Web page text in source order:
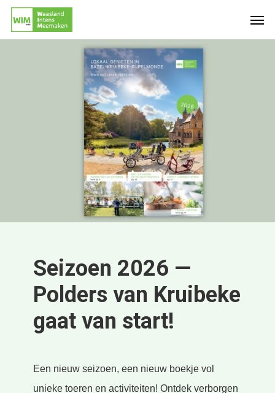
Seizoen 2026 —
Polders van Kruibeke
gaat van start!
Een nieuw seizoen, een nieuw boekje vol
unieke toeren en activiteiten! Ontdek verborgen